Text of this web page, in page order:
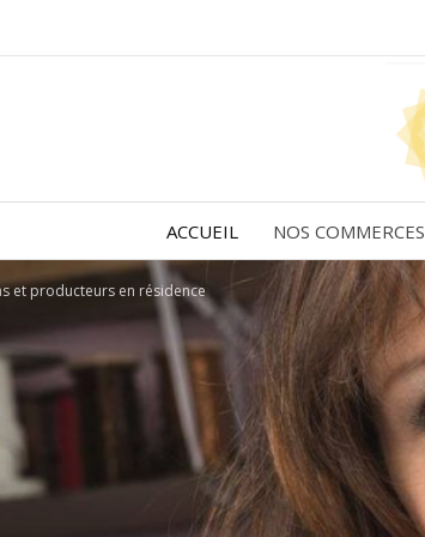
ACCUEIL NOS COMMERCES
et producteurs en résidence